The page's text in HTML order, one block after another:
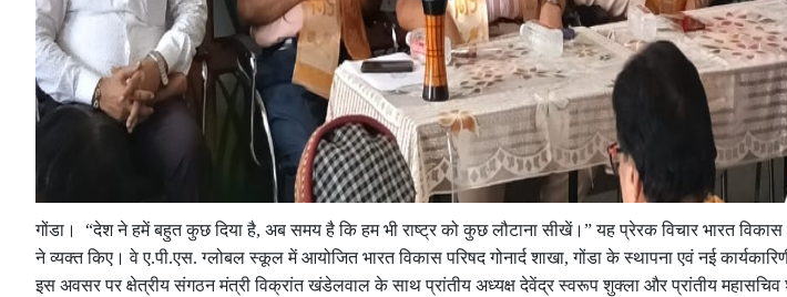
गोंडा। “देश ने हमें बहुत कुछ दिया है, अब समय है कि हम भी राष्ट्र को कुछ लौटाना सीखें।” यह प्रेरक विचार भारत
ने व्यक्त किए। वे ए.पी.एस. ग्लोबल स्कूल में आयोजित भारत विकास परिषद गोनार्द शाखा, गोंडा के स्थापना एवं नई
इस अवसर पर क्षेत्रीय संगठन मंत्री विक्रांत खंडेलवाल के साथ प्रांतीय अध्यक्ष देवेंद्र स्वरूप शुक्ला और प्रांतीय महासचिव